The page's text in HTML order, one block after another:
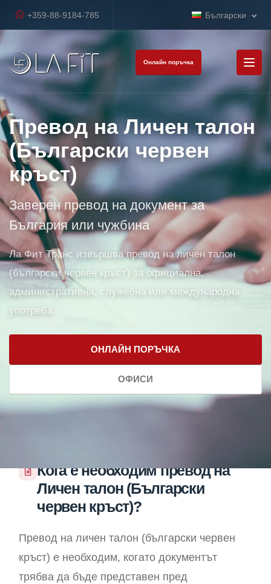
+359-88-9184-785 Български
Онлайн поръчка
Превод на Личен талон
(Български червен
кръст)
Заверен превод на документ за
България или чужбина
Ла Фит Транс извършва превод на личен талон
(български червен кръст) за официална,
административна, служебна или международна
употреба.
ОНЛАЙН ПОРЪЧКА
ОФИСИ
Кога е необходим превод на
Личен талон (Български
червен кръст)?
Превод на личен талон (български червен
кръст) е необходим, когато документът
трябва да бъде представен пред